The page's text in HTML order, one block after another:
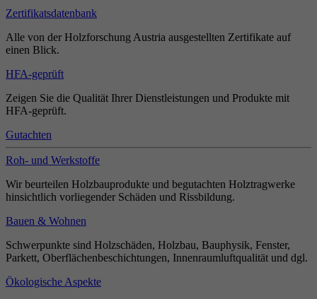
Zertifikatsdatenbank
Alle von der Holzforschung Austria ausgestellten Zertifikate auf
einen Blick.
HFA-geprüft
Zeigen Sie die Qualität Ihrer Dienstleistungen und Produkte mit
HFA-geprüft.
Gutachten
Roh- und Werkstoffe
Wir beurteilen Holzbauprodukte und begutachten Holztragwerke
hinsichtlich vorliegender Schäden und Rissbildung.
Bauen & Wohnen
Schwerpunkte sind Holzschäden, Holzbau, Bauphysik, Fenster,
Parkett, Oberflächenbeschichtungen, Innenraumluftqualität und dgl.
Ökologische Aspekte